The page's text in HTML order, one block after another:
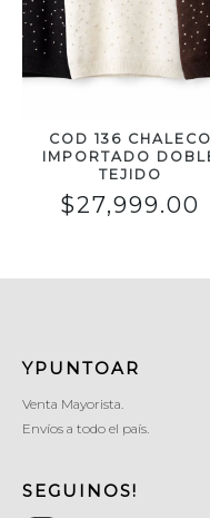
COD 136 CHALECO
IMPORTADO
TEJIDO
$27,999.00
YPUNTOAR
Venta Mayorista.
Envíos a todo el país.
SEGUINOS!